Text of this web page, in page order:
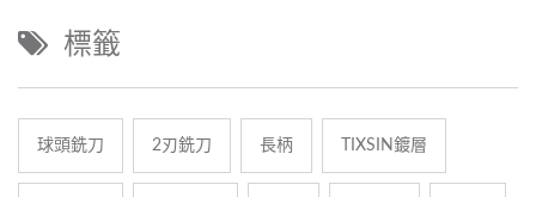
標籤
球頭銑刀 2刃銑刀 長柄 TIXSIN鍍層